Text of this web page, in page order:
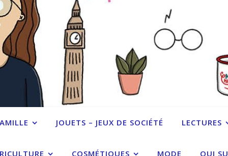
JOUETS – JEUX DE SOCIÉTÉ LECTURES
COSMÉTIQUES MODE QUI